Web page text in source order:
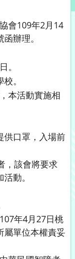
會109年2月14
辦理。
。
。
本活動實施相
供口罩，入場前
，該會將要求
動。
年4月27日桃
屬單位本權責妥